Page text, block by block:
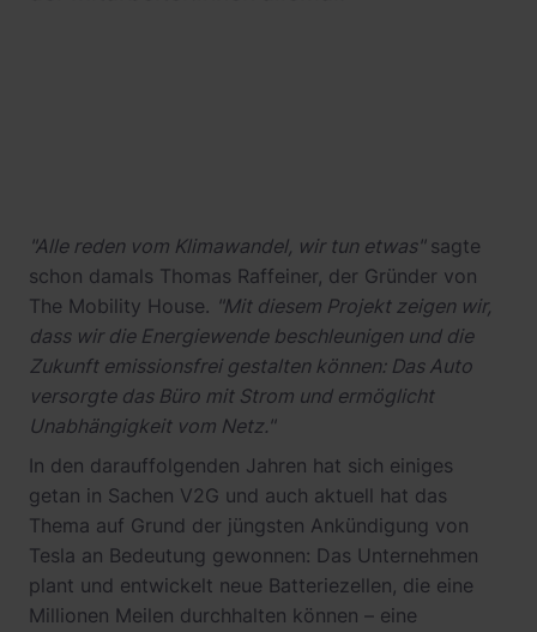
"Alle reden vom Klimawandel, wir tun etwas"sagte
schon damals Thomas Raffeiner, der Gründer von
The Mobility House. "Mit diesem Projekt zeigen wir,
dass wir die Energiewende beschleunigen und die
Zukunft emissionsfrei gestalten können: Das Auto
versorgte das Büro mit Strom und ermöglicht
Unabhängigkeit vom Netz."
In den darauffolgenden Jahren hat sich einiges
getan in Sachen V2G und auch aktuell hat das
Thema auf Grund der jüngsten Ankündigung von
Tesla an Bedeutung gewonnen: Das Unternehmen
plant und entwickelt neue Batteriezellen, die eine
Millionen Meilen durchhalten können – eine